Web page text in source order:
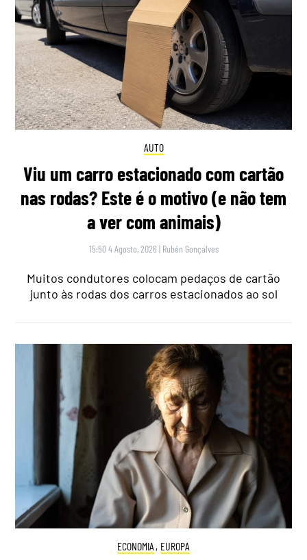
AUTO
Viu um carro estacionado com cartão
nas rodas? Este é o motivo (e não tem
a ver com animais)
15:50 4 Agosto, 2026 | Rubén Gonçalves
Muitos condutores colocam pedaços de cartão
junto às rodas dos carros estacionados ao sol
ECONOMIA , EUROPA